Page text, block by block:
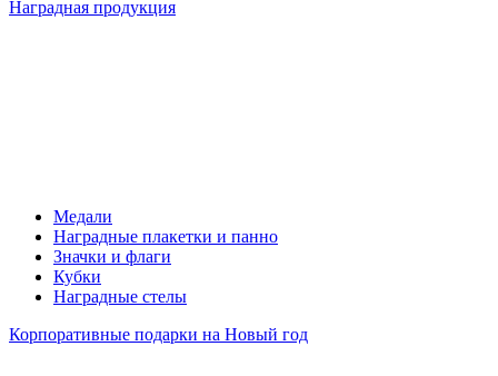
Наградная продукция
Медали
Наградные плакетки и панно
Значки и флаги
Кубки
Наградные стелы
Корпоративные подарки на Новый год